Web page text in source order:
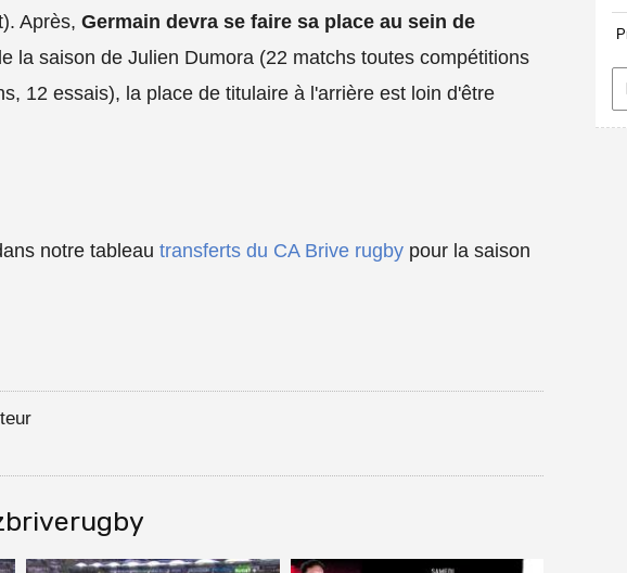
Après, Germain devra se faire sa place au sein de
la saison de Julien Dumora (22 matchs toutes compétitions
12 essais), la place de titulaire à l'arrière est loin d'être
notre tableau transferts du CA Brive rugby pour la saison